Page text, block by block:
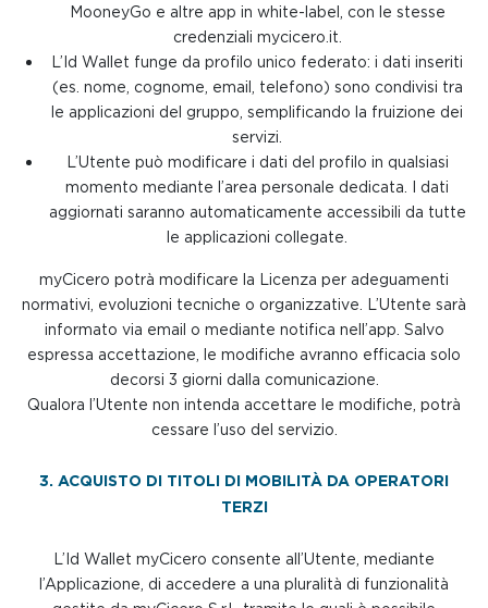
MooneyGo e altre app in white-label, con le stesse
credenziali mycicero.it.
L’Id Wallet funge da profilo unico federato: i dati inseriti
(es. nome, cognome, email, telefono) sono condivisi tra
le applicazioni del gruppo, semplificando la fruizione dei
servizi.
L’Utente può modificare i dati del profilo in qualsiasi
momento mediante l’area personale dedicata. I dati
aggiornati saranno automaticamente accessibili da tutte
le applicazioni collegate.
myCicero potrà modificare la Licenza per adeguamenti
normativi, evoluzioni tecniche o organizzative. L’Utente sarà
informato via email o mediante notifica nell’app. Salvo
espressa accettazione, le modifiche avranno efficacia solo
decorsi 3 giorni dalla comunicazione.
Qualora l’Utente non intenda accettare le modifiche, potrà
cessare l’uso del servizio.
3. ACQUISTO DI TITOLI DI MOBILITÀ DA OPERATORI
TERZI
L’Id Wallet myCicero consente all’Utente, mediante
l’Applicazione, di accedere a una pluralità di funzionalità